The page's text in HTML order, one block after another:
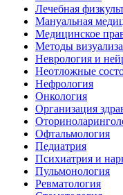
Лечебная
Мануальная
Медицинское
Методы
Неврология и
Неотложные
Нефрология
Онкология
Организация
Офтальмология
Педиатрия
Психиатрия и
Пульмонология
Ревматология